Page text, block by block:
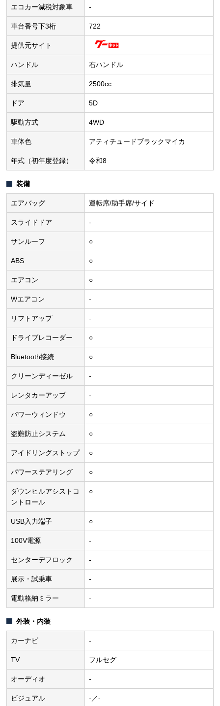
エコカー減税対象車 -
車台番号下3桁 722
提供元サイト
ハンドル 右ハンドル
排気量 2500cc
ドア 5D
駆動方式 4WD
車体色 アティチュードブラックマイカ
年式（初年度登録） 令和8
装備
エアバッグ 運転席/助手席/サイド
スライドドア -
サンルーフ ○
ABS ○
エアコン ○
Wエアコン -
リフトアップ -
ドライブレコーダー ○
Bluetooth接続 ○
クリーンディーゼル -
レンタカーアップ -
パワーウィンドウ ○
盗難防止システム ○
アイドリングストップ ○
パワーステアリング ○
ダウンヒルアシストコ
ントロール
○
USB入力端子 ○
100V電源 -
センターデフロック -
展示・試乗車 -
電動格納ミラー -
外装・内装
カーナビ -
TV フルセグ
オーディオ -
ビジュアル -／-